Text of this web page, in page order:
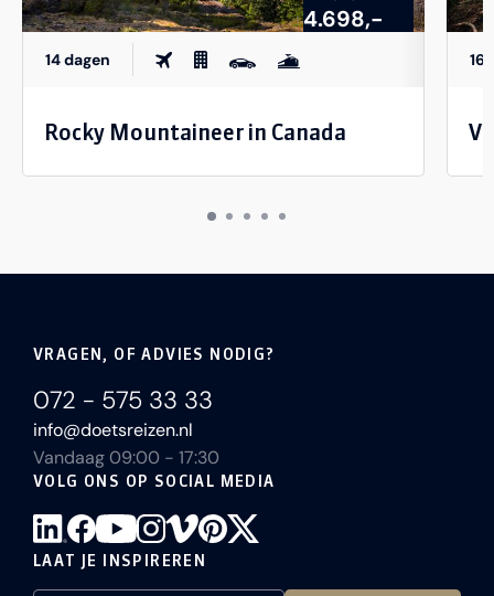
4.698,-
14 dagen
Rocky Mountaineer in Canada
16
VRAGEN, OF ADVIES NODIG?
072 - 575 33 33
info@doetsreizen.nl
Vandaag 09:00 - 17:30
VOLG ONS OP SOCIAL MEDIA
LAAT JE INSPIREREN